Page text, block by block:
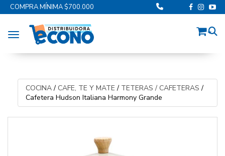
COMPRA MÍNIMA $700.000
Toggle navigation
COCINA/ CAFE, TE Y MATE / TETERAS / CAFETERAS /
Cafetera Hudson Italiana Harmony Grande